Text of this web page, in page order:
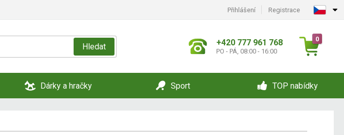
Přihlášení Registrace
Hledat +420 777 961 768
PO - PÁ, 08:00 - 16:00
0
Dárky a hračky Sport TOP nabídky